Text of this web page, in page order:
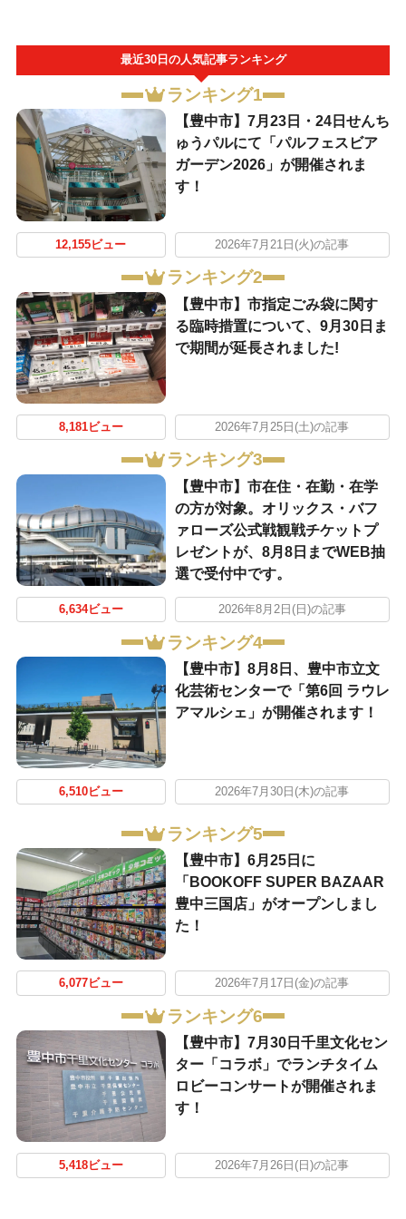
最近30日の人気記事ランキング
ランキング1
【豊中市】7月23日・24日せんち
ゅうパルにて「パルフェスビア
ガーデン2026」が開催されま
す！
12,155ビュー 2026年7月21日(火)の記事
ランキング2
【豊中市】市指定ごみ袋に関す
る臨時措置について、9月30日ま
で期間が延長されました!
8,181ビュー 2026年7月25日(土)の記事
ランキング3
【豊中市】市在住・在勤・在学
の方が対象。オリックス・バフ
ァローズ公式戦観戦チケットプ
レゼントが、8月8日までWEB抽
選で受付中です。
6,634ビュー 2026年8月2日(日)の記事
ランキング4
【豊中市】8月8日、豊中市立文
化芸術センターで「第6回 ラウレ
アマルシェ」が開催されます！
6,510ビュー 2026年7月30日(木)の記事
ランキング5
【豊中市】6月25日に
「BOOKOFF SUPER BAZAAR
豊中三国店」がオープンしまし
た！
6,077ビュー 2026年7月17日(金)の記事
ランキング6
【豊中市】7月30日千里文化セン
ター「コラボ」でランチタイム
ロビーコンサートが開催されま
す！
5,418ビュー 2026年7月26日(日)の記事